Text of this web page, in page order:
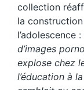
collection
la
l’adolescence :
d’images
explose chez
l’éducation à